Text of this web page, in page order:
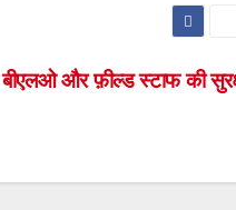
बीएलओ और फ़ील्ड स्टाफ की